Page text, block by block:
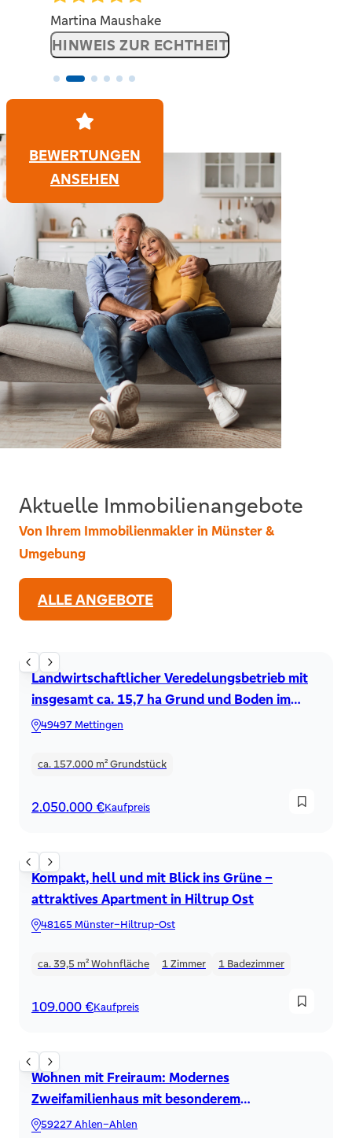
Martina Maushake
HINWEIS ZUR ECHTHEIT
BEWERTUNGEN
ANSEHEN
Aktuelle Immobilienangebote
Von Ihrem Immobilienmakler in Münster &
Umgebung
ALLE ANGEBOTE
Landwirtschaftlicher Veredelungsbetrieb mit
insgesamt ca. 15,7 ha Grund und Boden im
Münsterland!
49497 Mettingen
ca. 157.000 m²Grundstück
2.050.000 €Kaufpreis
Kompakt, hell und mit Blick ins Grüne –
attraktives Apartment in Hiltrup Ost
48165 Münster–Hiltrup-Ost
ca. 39,5 m²Wohnfläche 1Zimmer 1 Badezimmer
109.000 €Kaufpreis
Wohnen mit Freiraum: Modernes
Zweifamilienhaus mit besonderem
Wohnkomfort im Ahlener Westen!
59227 Ahlen–Ahlen